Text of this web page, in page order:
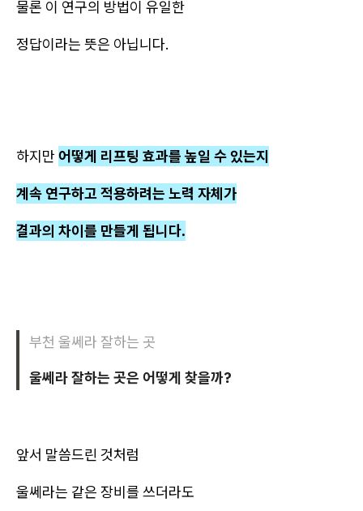
물론 이 연구의 방법이 유일한
정답이라는 뜻은 아닙니다.
하지만 어떻게 리프팅 효과를 높일 수 있는지
계속 연구하고 적용하려는 노력 자체가
결과의 차이를 만들게 됩니다.
부천 울쎄라 잘하는 곳
울쎄라 잘하는 곳은 어떻게 찾을까?
앞서 말씀드린 것처럼
울쎄라는 같은 장비를 쓰더라도